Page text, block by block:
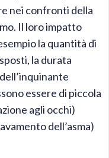
nei confronti della
Il loro impatto
la quantità di
la durata
essere di piccola
agli occhi)
dell’asma)